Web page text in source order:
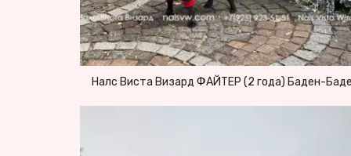
Налс Виста Визард ФАЙТЕР (2 года) Баден-